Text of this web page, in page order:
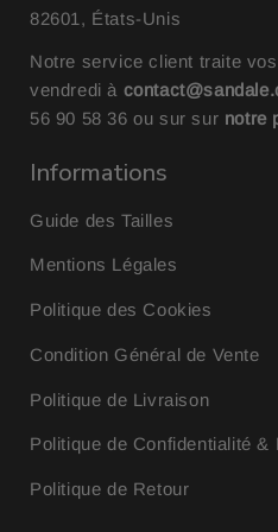
82601, États-Unis
Notre service client traite
vendredi à
56 90 58 36ou sur sur notre
Informations
Guide des Tailles
Mentions Légales
Politique des Cookies
Condition Général de Vente
Politique de Livraison
Politique de Confidentialité &
Politique de Retour